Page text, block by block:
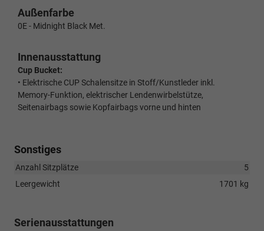
Außenfarbe
0E - Midnight Black Met.
Innenausstattung
Cup Bucket:
• Elektrische CUP Schalensitze in Stoff/Kunstleder inkl.
Memory-Funktion, elektrischer Lendenwirbelstütze,
Seitenairbags sowie Kopfairbags vorne und hinten
Sonstiges
Anzahl Sitzplätze
5
Leergewicht
1701 kg
Serienausstattungen